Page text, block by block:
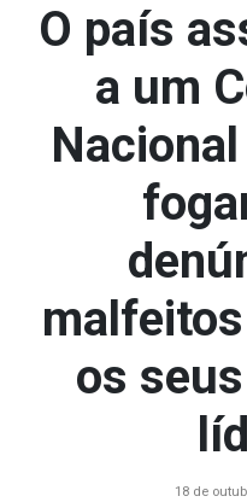
O país
a um
os
18 de